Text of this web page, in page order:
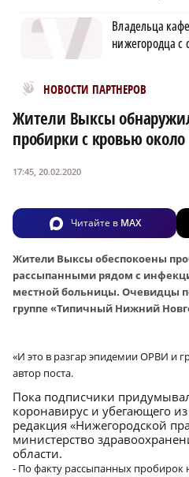
Владельца
нижегородца
НОВОСТИ ПАРТНЕРОВ
Новости МирТесен
Жители Выксы
пробирки с кровью
17:45, 20.02.2020
Читайте в MAX
Жители Выксы обеспокоены
рассыпанными рядом с
местной больницы. Очевидцы
группе «Типичный Нижний
«И это в разгар эпидемии ОРВИ и
автор поста.
Пока подписчики
коронавирус и убегающего
редакция «Нижегородской
министерство
области.
- По факту рассыпанных пробирок